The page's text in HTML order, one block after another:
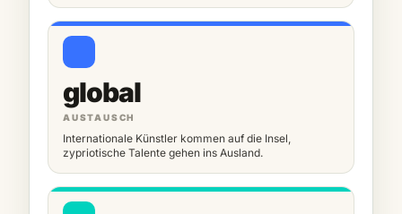
global
AUSTAUSCH
Internationale Künstler kommen auf die Insel,
zypriotische Talente gehen ins Ausland.